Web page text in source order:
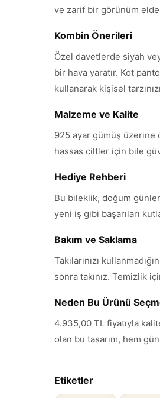
ve zarif bir görünüm elde
Kombin Önerileri
Özel davetlerde siyah
bir hava yaratır. Kot
kullanarak kişisel
Malzeme ve Kalite
925 ayar gümüş üzerine
hassas ciltler için bile
Hediye Rehberi
Bu bileklik, doğum
yeni iş gibi başarıları
Bakım ve Saklama
Takılarınızı
sonra takınız. Temizlik
Neden Bu Ürünü
4.935,00 TL fiyatıyla
olan bu tasarım, hem
Etiketler